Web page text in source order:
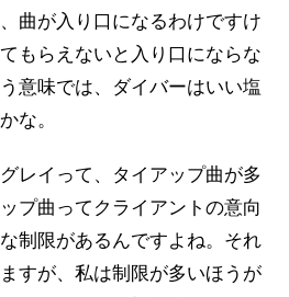
曲が入り口になるわけですけ
もらえないと入り口にならな
意味では、ダイバーはいい塩
な。
レイって、タイアップ曲が多
プ曲ってクライアントの意向
制限があるんですよね。それ
すが、私は制限が多いほうが